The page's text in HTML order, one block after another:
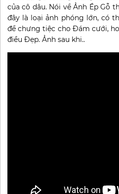
của cô dâu. Nói về Ảnh Ép Gỗ
đây là loại ảnh phóng lớn, có
để chưng tiệc cho Đám cưới,
điều Đẹp. Ảnh sau khi..